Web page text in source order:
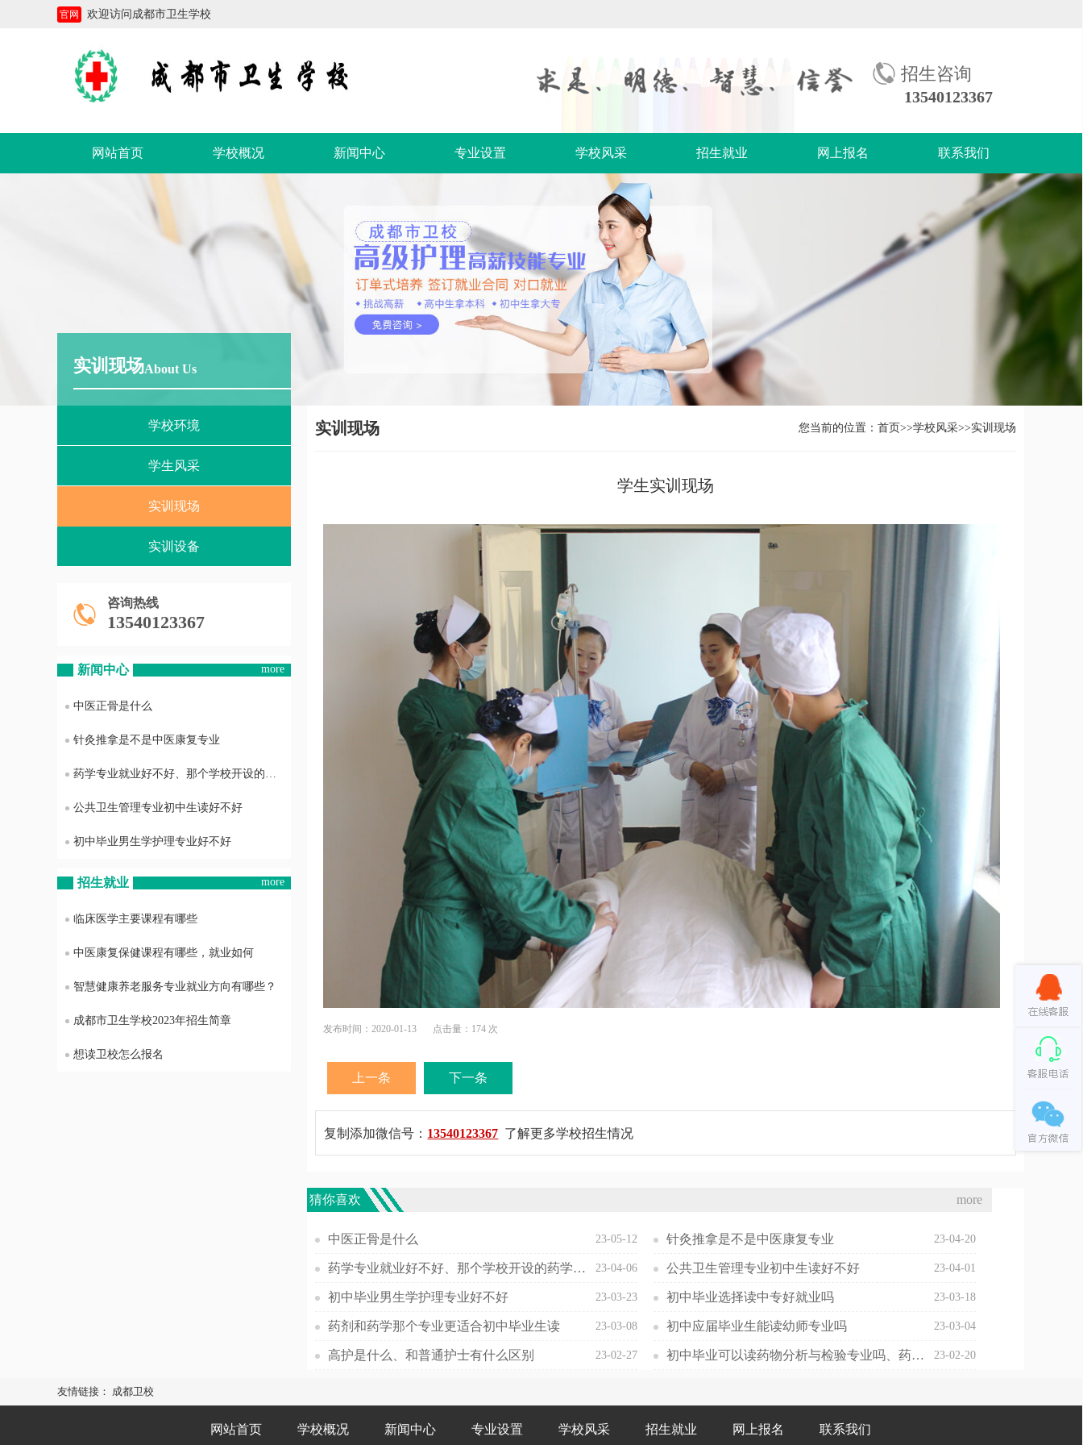
官网 欢迎访问成都市卫生学校
招生咨询
13540123367
网站首页 学校概况 新闻中心 专业设置 学校风采 招生就业 网上报名 联系我们
实训现场About Us
学校环境
学生风采
实训现场
实训设备
咨询热线
13540123367
新闻中心 more
中医正骨是什么
针灸推拿是不是中医康复专业
药学专业就业好不好、那个学校开设的药学专业最好
公共卫生管理专业初中生读好不好
初中毕业男生学护理专业好不好
招生就业 more
临床医学主要课程有哪些
中医康复保健课程有哪些，就业如何
智慧健康养老服务专业就业方向有哪些？
成都市卫生学校2023年招生简章
想读卫校怎么报名
实训现场 您当前的位置：首页>>学校风采>>实训现场
学生实训现场
发布时间：2020-01-13 点击量：174 次
上一条 下一条
复制添加微信号： 13540123367 了解更多学校招生情况
猜你喜欢 more
中医正骨是什么 23-05-12 针灸推拿是不是中医康复专业 23-04-20
药学专业就业好不好、那个学校开设的药学专业最好 23-04-06 公共卫生管理专业初中生读好不好 23-04-01
初中毕业男生学护理专业好不好 23-03-23 初中毕业选择读中专好就业吗 23-03-18
药剂和药学那个专业更适合初中毕业生读 23-03-08 初中应届毕业生能读幼师专业吗 23-03-04
高护是什么、和普通护士有什么区别 23-02-27 初中毕业可以读药物分析与检验专业吗、药物分析可以考执业药师吗 23-02-20
友情链接： 成都卫校
网站首页 学校概况 新闻中心 专业设置 学校风采 招生就业 网上报名 联系我们